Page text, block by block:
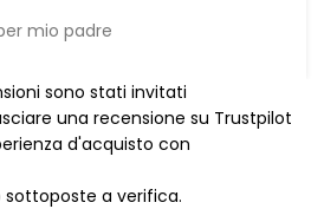
mio padre
sono stati invitati
una recensione su Trustpilot
d'acquisto con
sottoposte a verifica.